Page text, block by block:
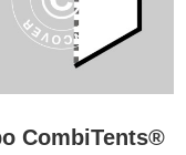
CombiTents®